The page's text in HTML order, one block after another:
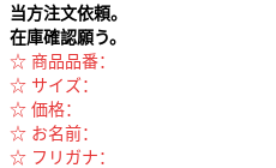
当方注文依頼。
在庫確認願う。
☆ 商品品番：
☆ サイズ：
☆ 価格：
☆ お名前：
☆ フリガナ：